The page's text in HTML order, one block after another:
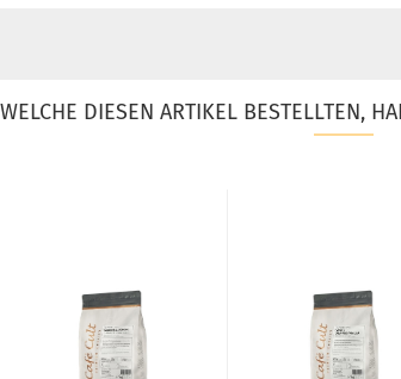
DIESEN ARTIKEL BESTELLTEN,